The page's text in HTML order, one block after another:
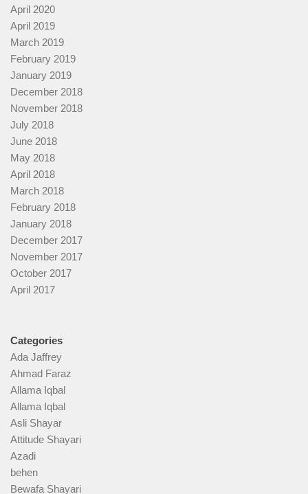
April 2020
April 2019
March 2019
February 2019
January 2019
December 2018
November 2018
July 2018
June 2018
May 2018
April 2018
March 2018
February 2018
January 2018
December 2017
November 2017
October 2017
April 2017
Categories
Ada Jaffrey
Ahmad Faraz
Allama Iqbal
Allama Iqbal
Asli Shayar
Attitude Shayari
Azadi
behen
Bewafa Shayari